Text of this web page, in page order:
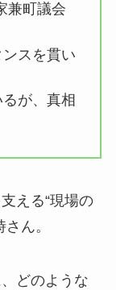
兼町議会
スを貫い
が、真相
える“現場の
ん。
どのような